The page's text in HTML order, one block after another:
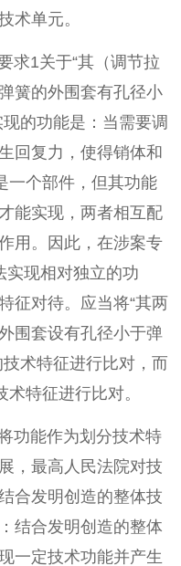
术单元。
1关于“其（调节拉
簧的外围套有孔径小
的功能是：当需要调
回复力，使得销体和
一个部件，但其功能
能实现，两者相互配
用。因此，在涉案专
实现相对独立的功
征对待。应当将“其两
围套设有孔径小于弹
术特征进行比对，而
术特征进行比对。
能作为划分技术特
，最高人民法院对技
合发明创造的整体技
结合发明创造的整体
一定技术功能并产生